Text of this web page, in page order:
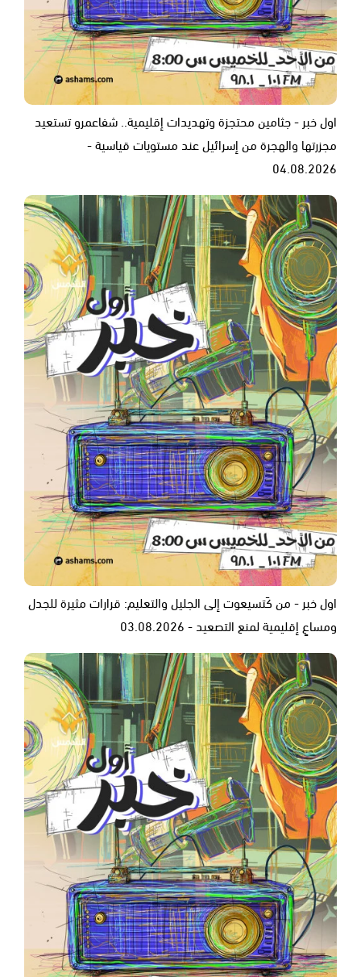
اول خبر - جثامين محتجزة وتهديدات إقليمية.. شفاعمرو تستعيد
مجزرتها والهجرة من إسرائيل عند مستويات قياسية -
04.08.2026
اول خبر - من كَتسيعوت إلى الجليل والتعليم: قرارات مثيرة للجدل
ومساعٍ إقليمية لمنع التصعيد - 03.08.2026